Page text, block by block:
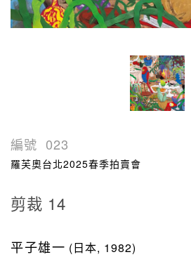
編號 023
羅芙奧台北2025春季拍賣會
剪裁 14
平子雄一 (日本, 1982)